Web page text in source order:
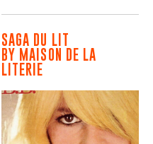
SAGA DU LIT
BY MAISON DE LA
LITERIE